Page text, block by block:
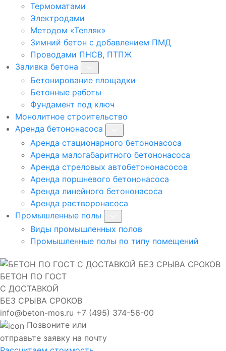
Термоматами
Электродами
Методом «Тепляк»
Зимний бетон с добавлением ПМД
Проводами ПНСВ, ПТПЖ
Заливка бетона
Бетонирование площадки
Бетонные работы
Фундамент под ключ
Монолитное строительство
Аренда бетононасоса
Аренда стационарного бетононасоса
Аренда малогабаритного бетононасоса
Аренда стреловых автобетононасосов
Аренда поршневого бетононасоса
Аренда линейного бетононасоса
Аренда растворонасоса
Промышленные полы
Виды промышленных полов
Промышленные полы по типу помещений
БЕТОН ПО ГОСТ
С ДОСТАВКОЙ
БЕЗ СРЫВА СРОКОВ
info@beton-mos.ru +7 (495) 374-56-00
Позвоните или
отправьте заявку на почту